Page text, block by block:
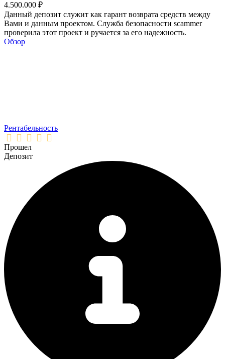
4.500.000 ₽
Данный депозит служит как гарант возврата средств между
Вами и данным проектом. Служба безопасности scammer
проверила этот проект и ручается за его надежность.
Обзор
Рентабельность
Прошел
Депозит